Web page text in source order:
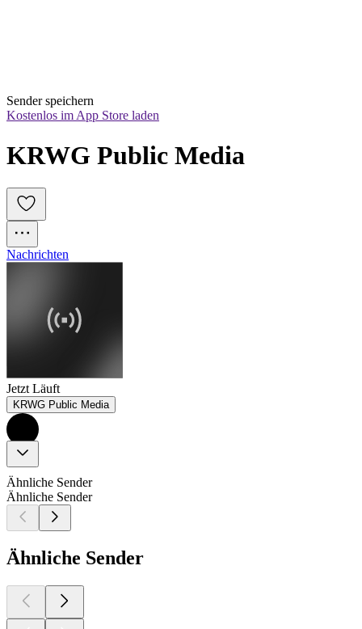
Sender speichern
Kostenlos im App Store laden
KRWG Public Media
Nachrichten
Jetzt Läuft
KRWG Public Media
Ähnliche Sender
Ähnliche Sender
Ähnliche Sender